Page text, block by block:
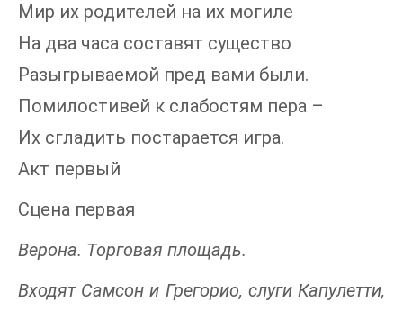
Мир их родителей на их могиле
На два часа составят существо
Разыгрываемой пред вами были.
Помилостивей к слабостям пера –
Их сгладить постарается игра.
Акт первый
Сцена первая
Верона. Торговая площадь.
Входят Самсон и Грегорио, слуги Капулетти,